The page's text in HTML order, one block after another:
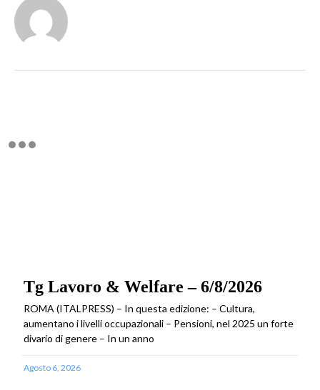
Tg Lavoro & Welfare – 6/8/2026
ROMA (ITALPRESS) – In questa edizione: – Cultura,
aumentano i livelli occupazionali – Pensioni, nel 2025 un forte
divario di genere – In un anno
Agosto 6, 2026